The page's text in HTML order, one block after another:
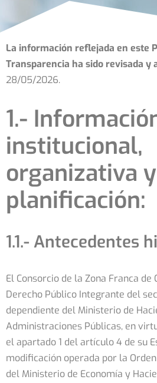
La información reflejada en este
Transparencia ha sido revisada y
28/05/2026.
1.-
institucional,
organizativa
planificación:
1.1.- Antecedentes
El Consorcio de la Zona Franca de
Derecho Público Integrante del
dependiente del Ministerio de
Administraciones Públicas, en
el apartado 1 del artículo 4 de su
modificación operada por la
del Ministerio de Economía y